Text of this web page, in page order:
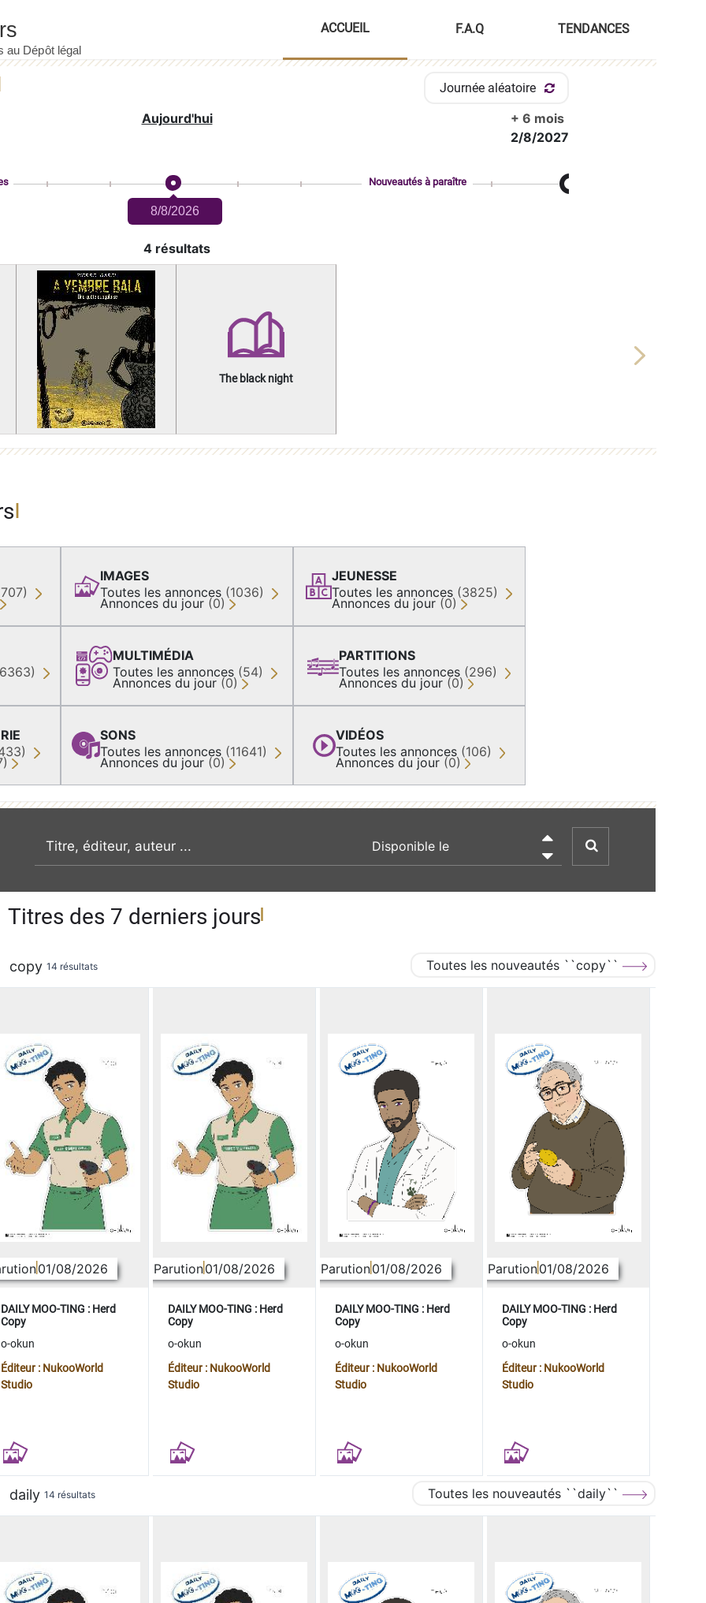
ACCUEIL F.A.Q TENDANCES
Journée aléatoire
Aujourd'hui
+ 6 mois
2/8/2027
8/8/2026
Nouveautés à paraître
4 résultats
The black night
Next
IMAGES
Toutes les annonces (1036)
Annonces du jour (0)
MULTIMÉDIA
Toutes les annonces (54)
Annonces du jour (0)
SONS
Toutes les annonces (11641)
Annonces du jour (0)
JEUNESSE
Toutes les annonces (3825)
Annonces du jour (0)
PARTITIONS
Toutes les annonces (296)
Annonces du jour (0)
VIDÉOS
Toutes les annonces (106)
Annonces du jour (0)
recherche par mot clé

Titres des 7 derniers jours
copy 14 résultats Toutes les nouveautés ``copy``
01/08/2026
DAILY MOO-TING : Herd
Copy
o-okun
Éditeur : NukooWorld
Studio
Parution01/08/2026
DAILY MOO-TING : Herd
Copy
o-okun
Éditeur : NukooWorld
Studio
Parution01/08/2026
DAILY MOO-TING : Herd
Copy
o-okun
Éditeur : NukooWorld
Studio
Parution01/08/2026
DAILY MOO-TING : Herd
Copy
o-okun
Éditeur : NukooWorld
Studio
daily 14 résultats Toutes les nouveautés ``daily``